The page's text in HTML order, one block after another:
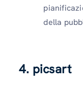
della
4. picsart